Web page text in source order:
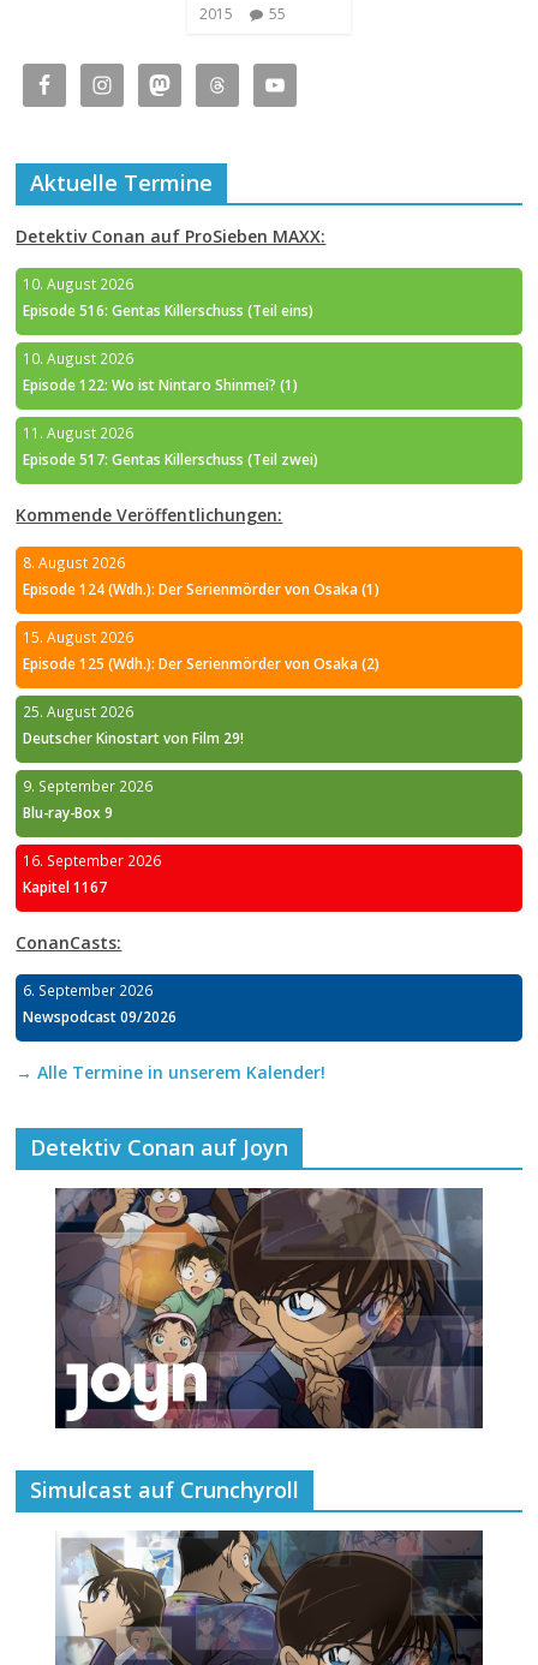
2015
55
Aktuelle Termine
Detektiv Conan auf ProSieben MAXX:
10. August 2026
Episode 516: Gentas Killerschuss (Teil eins)
10. August 2026
Episode 122: Wo ist Nintaro Shinmei? (1)
11. August 2026
Episode 517: Gentas Killerschuss (Teil zwei)
Kommende Veröffentlichungen:
8. August 2026
Episode 124 (Wdh.): Der Serienmörder von Osaka (1)
15. August 2026
Episode 125 (Wdh.): Der Serienmörder von Osaka (2)
25. August 2026
Deutscher Kinostart von Film 29!
9. September 2026
Blu-ray-Box 9
16. September 2026
Kapitel 1167
ConanCasts:
6. September 2026
Newspodcast 09/2026
→ Alle Termine in unserem Kalender!
Detektiv Conan auf Joyn
Simulcast auf Crunchyroll